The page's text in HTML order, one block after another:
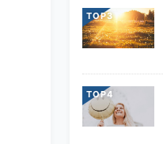
TOP
TOP